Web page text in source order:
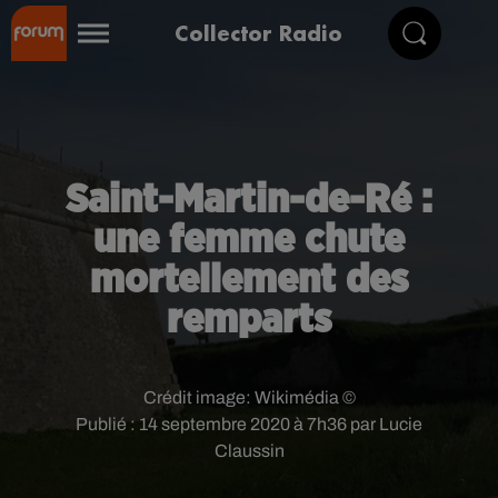
Collector Radio
Saint-Martin-de-Ré :
une femme chute
mortellement des
remparts
Publié : 14 septembre 2020 à 7h36 par Lucie
Claussin
Crédit image: Wikimédia ©